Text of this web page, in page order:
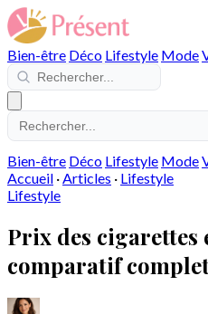
Bien-être Déco Lifestyle Mode
Bien-être Déco Lifestyle Mode
Accueil ·Articles · Lifestyle
Lifestyle
Prix des cigarettes
comparatif